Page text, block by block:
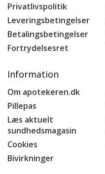
Privatlivspolitik
Leveringsbetingelser
Betalingsbetingelser
Fortrydelsesret
Information
Om apotekeren.dk
Pillepas
Læs aktuelt
sundhedsmagasin
Cookies
Bivirkninger